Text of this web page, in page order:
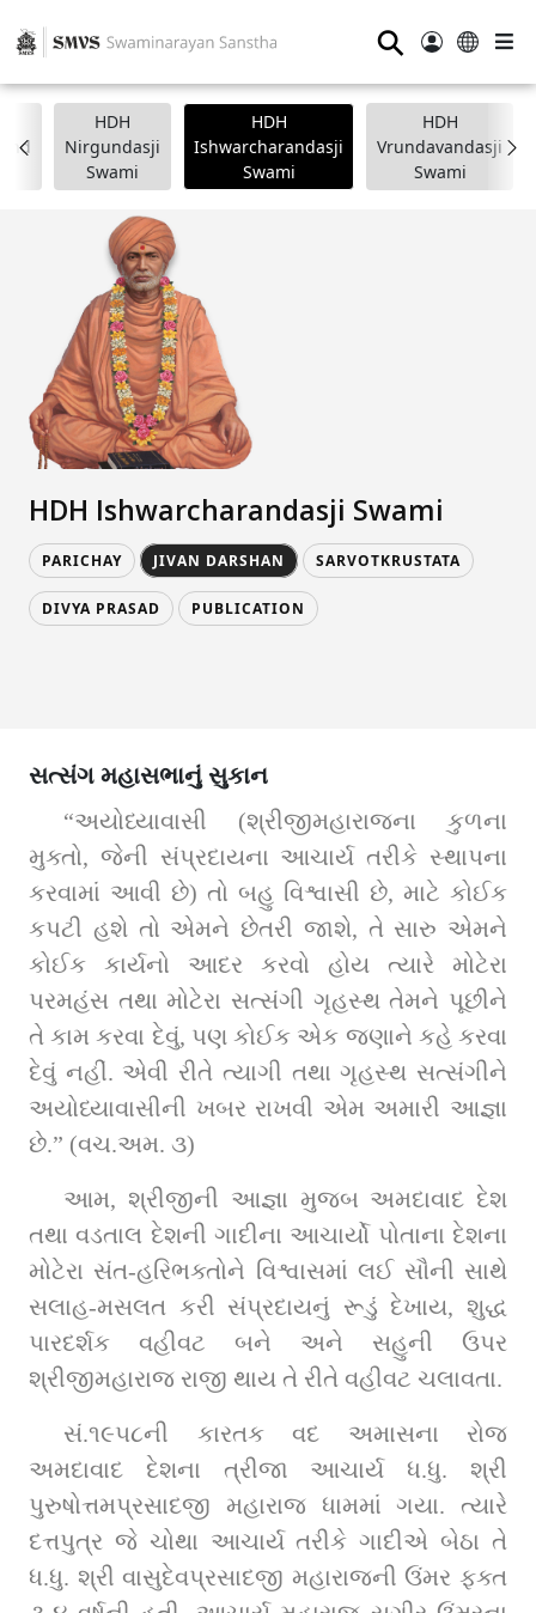
⚲
HDH
Nirgundasji
Swami
HDH
Ishwarcharandasji
Swami
HDH
Vrundavandasji
Swami
HDH Ishwarcharandasji Swami
PARICHAY JIVAN DARSHAN SARVOTKRUSTATA
DIVYA PRASAD PUBLICATION
સત્સંગ મહાસભાનું સુકાન
“અયોધ્યાવાસી (શ્રીજીમહારાજના કુળના
મુક્તો, જેની સંપ્રદાયના આચાર્ય તરીકે સ્થાપના
કરવામાં આવી છે) તો બહુ વિશ્વાસી છે, માટે કોઈક
કપટી હશે તો એમને છેતરી જાશે, તે સારુ એમને
કોઈક કાર્યનો આદર કરવો હોય ત્યારે મોટેરા
પરમહંસ તથા મોટેરા સત્સંગી ગૃહસ્થ તેમને પૂછીને
તે કામ કરવા દેવું, પણ કોઈક એક જણાને કહે કરવા
દેવું નહીં. એવી રીતે ત્યાગી તથા ગૃહસ્થ સત્સંગીને
અયોધ્યાવાસીની ખબર રાખવી એમ અમારી આજ્ઞા
છે.” (વચ.અમ. ૩)
આમ, શ્રીજીની આજ્ઞા મુજબ અમદાવાદ દેશ
તથા વડતાલ દેશની ગાદીના આચાર્યો પોતાના દેશના
મોટેરા સંત-હરિભક્તોને વિશ્વાસમાં લઈ સૌની સાથે
સલાહ-મસલત કરી સંપ્રદાયનું રૂડું દેખાય, શુદ્ધ
પારદર્શક વહીવટ બને અને સહુની ઉપર
શ્રીજીમહારાજ રાજી થાય તે રીતે વહીવટ ચલાવતા.
સં.૧૯૫૮ની કારતક વદ અમાસના રોજ
અમદાવાદ દેશના ત્રીજા આચાર્ય ધ.ધુ. શ્રી
પુરુષોત્તમપ્રસાદજી મહારાજ ધામમાં ગયા. ત્યારે
દત્તપુત્ર જે ચોથા આચાર્ય તરીકે ગાદીએ બેઠા તે
ધ.ધુ. શ્રી વાસુદેવપ્રસાદજી મહારાજની ઉંમર ફક્ત